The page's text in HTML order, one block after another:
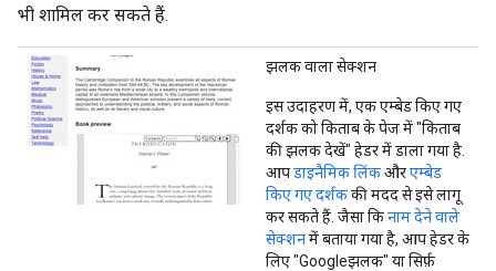
भी शामिल कर सकते हैं.
झलक वाला सेक्शन
इस उदाहरण में, एक एम्बेड किए गए
दर्शक को किताब के पेज में "किताब
की झलक देखें" हेडर में डाला गया है.
आपडाइनैमिक लिंकऔरएम्बेड
किए गए दर्शककी मदद से इसे लागू
कर सकते हैं. जैसा किनाम देने वाले
सेक्शनमें बताया गया है, आप हेडर के
लिए "Googleझलक" या सिर्फ़